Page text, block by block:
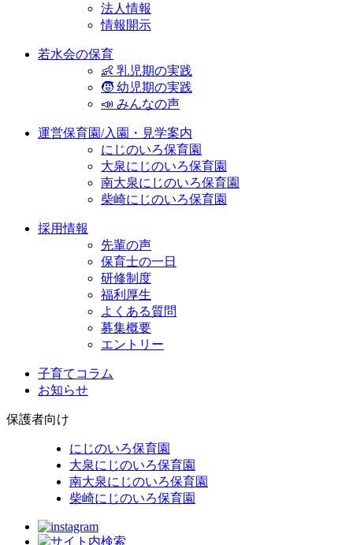
法人情報
情報開示
若水会の保育
👶 乳児期の実践
🧒 幼児期の実践
📣 みんなの声
運営保育園/入園・見学案内
にじのいろ保育園
大泉にじのいろ保育園
南大泉にじのいろ保育園
柴崎にじのいろ保育園
採用情報
先輩の声
保育士の一日
研修制度
福利厚生
よくある質問
募集概要
エントリー
子育てコラム
お知らせ
保護者向け
にじのいろ保育園
大泉にじのいろ保育園
南大泉にじのいろ保育園
柴崎にじのいろ保育園